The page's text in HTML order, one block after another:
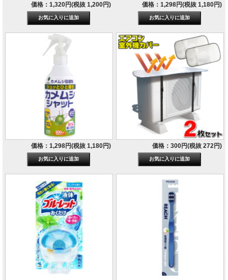
価格：1,320円(税抜 1,200円) 価格：1,298円(税抜 1,180円)
価格：1,298円(税抜 1,180円) 価格：300円(税抜 272円)